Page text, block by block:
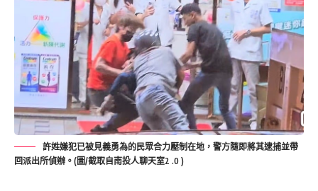
許姓嫌犯已被見義勇為的民眾合力壓制在地，警方隨即將其逮捕並帶
回派出所偵辦。(圖/截取自南投人聊天室2 .0 )